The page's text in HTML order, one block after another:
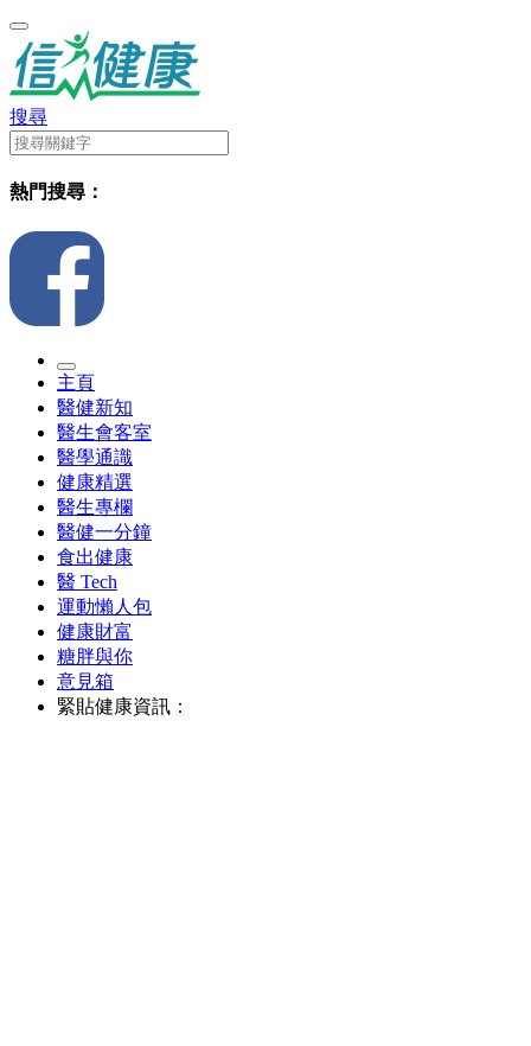
搜尋
熱門搜尋：
主頁
醫健新知
醫生會客室
醫學通識
健康精選
醫生專欄
醫健一分鐘
食出健康
醫 Tech
運動懶人包
健康財富
糖胖與你
意見箱
緊貼健康資訊：